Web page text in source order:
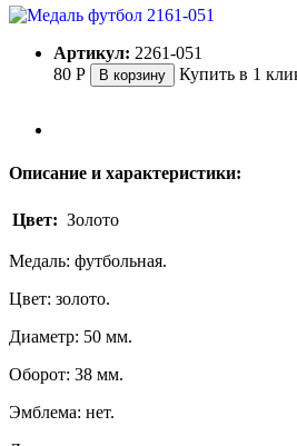
Артикул: 2261-051
80 Р В корзину Купить в 1
Описание и характеристики:
Цвет: Золото
Медаль: футбольная.
Цвет: золото.
Диаметр: 50 мм.
Оборот: 38 мм.
Эмблема: нет.